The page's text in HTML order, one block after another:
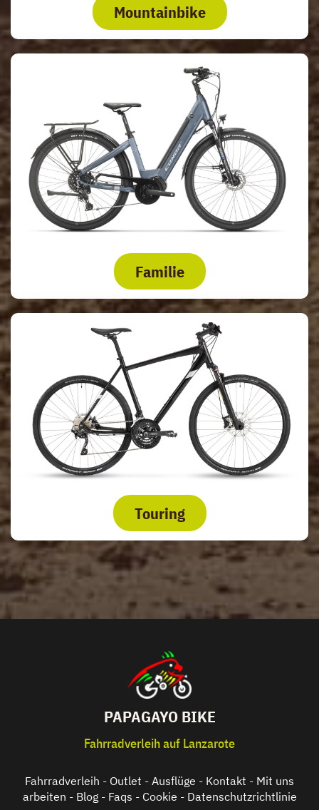
Mountainbike
Familie
Touring
PAPAGAYO BIKE
Fahrradverleih auf Lanzarote
Fahrradverleih - Outlet - Ausflüge - Kontakt - Mit uns
arbeiten - Blog- Faqs - Cookie - Datenschutzrichtlinie